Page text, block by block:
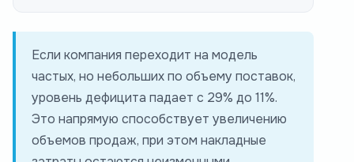
Если компания переходит на модель
частых, но небольших по объему поставок,
уровень дефицита падает с 29% до 11%.
Это напрямую способствует увеличению
объемов продаж, при этом накладные